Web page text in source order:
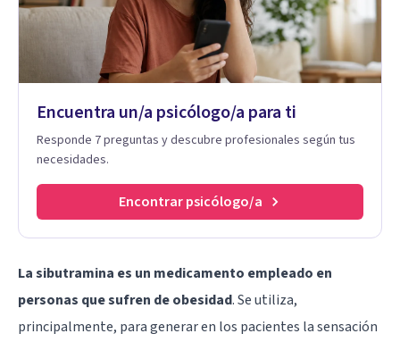
Encuentra un/a psicólogo/a para ti
Responde 7 preguntas y descubre profesionales según tus
necesidades.
Encontrar psicólogo/a
La sibutramina es un medicamento empleado en
personas que sufren de obesidad. Se utiliza,
principalmente, para generar en los pacientes la sensación